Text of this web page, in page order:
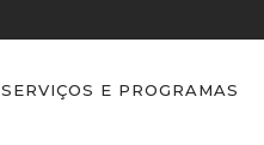
SERVIÇOS E PROGRAMAS